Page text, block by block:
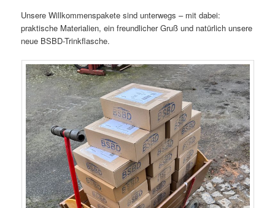
Unsere Willkommenspakete sind unterwegs – mit dabei:
praktische Materialien, ein freundlicher Gruß und natürlich unsere
neue BSBD-Trinkflasche.